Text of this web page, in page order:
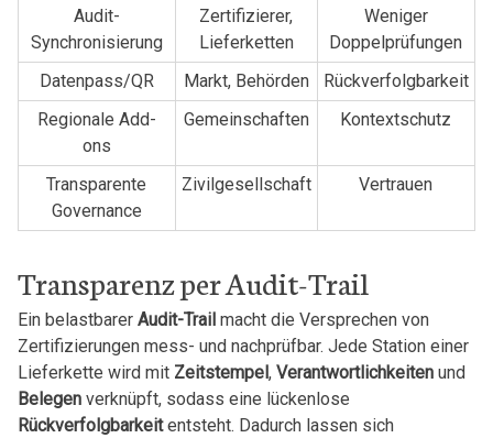
Audit-
Synchronisierung
Zertifizierer,
Lieferketten
Weniger
Doppelprüfungen
Datenpass/QR
Markt, Behörden
Rückverfolgbarkeit
Regionale Add-
ons
Gemeinschaften Kontextschutz
Transparente
Governance
Zivilgesellschaft Vertrauen
Transparenz per Audit-Trail
Ein belastbarer Audit-Trailmacht die Versprechen von
Zertifizierungen mess- und nachprüfbar. Jede Station einer
Lieferkette wird mit Zeitstempel, Verantwortlichkeitenund
Belegenverknüpft, sodass eine lückenlose
Rückverfolgbarkeitentsteht. Dadurch lassen sich